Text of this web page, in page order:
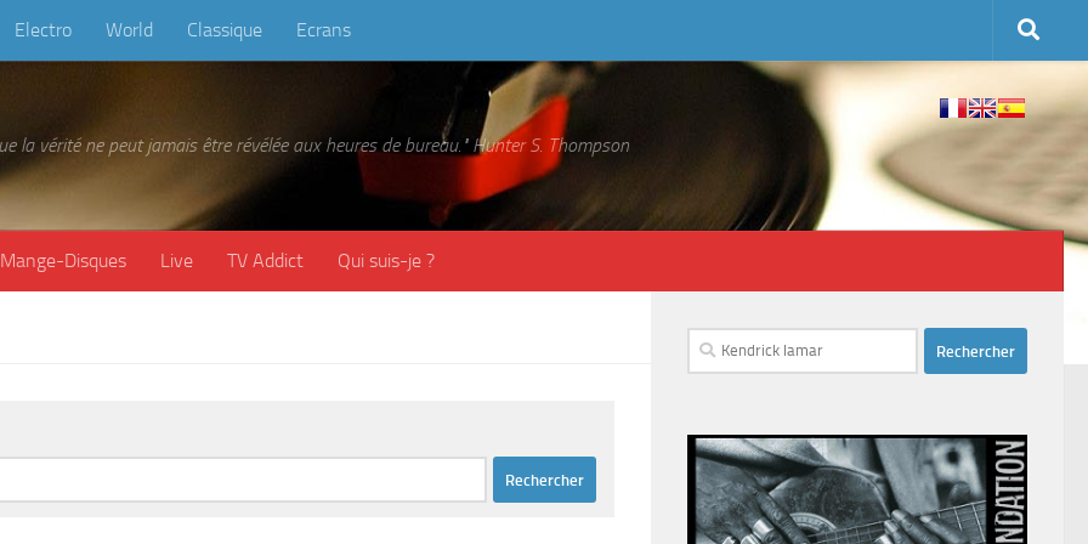
Electro World Classique Ecrans
la vérité ne peut jamais être révélée aux heures de bureau." Hunter S. Thompson
Mange-Disques Live TV Addict Qui suis-je ?
Rechercher :